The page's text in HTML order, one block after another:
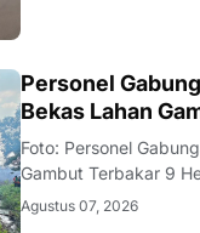
Personel
Bekas Lahan
Foto: Personel
Gambut Terbakar 9
yang menghitam di
Agustus 07, 2026